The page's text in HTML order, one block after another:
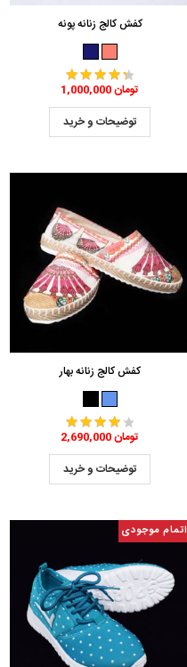
کفش کالج زنانه پونه
1,000,000 تومان
توضیحات و خرید
کفش کالج زنانه بهار
2,690,000 تومان
توضیحات و خرید
اتمام موجودی